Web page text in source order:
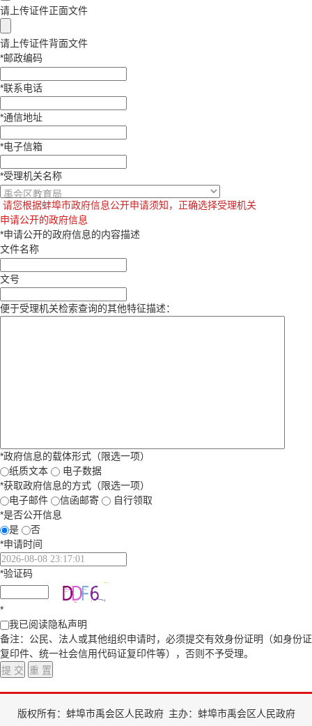
请上传证件正面文件
请上传证件背面文件
*邮政编码
*联系电话
*通信地址
*电子信箱
*受理机关名称
请您根据蚌埠市政府信息公开申请须知，正确选择受理机关
申请公开的政府信息
*申请公开的政府信息的内容描述
文件名称
文号
便于受理机关检索查询的其他特征描述：
*政府信息的载体形式（限选一项）
纸质文本
电子数据
*获取政府信息的方式（限选一项）
电子邮件
信函邮寄
自行领取
*是否公开信息
是
否
*申请时间
*验证码
*
我已阅读隐私声明
备注：公民、法人或其他组织申请时，必须提交有效身份证明（如身份证
复印件、统一社会信用代码证复印件等），否则不予受理。
版权所有：蚌埠市禹会区人民政府 主办：蚌埠市禹会区人民政府